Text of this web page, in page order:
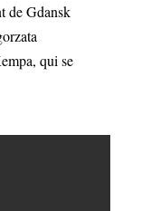
de Gdansk
qui se